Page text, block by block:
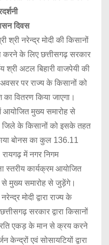
दिवस
श्री नरेन्द्र मोदी की किसानों
करने के लिए छत्तीसगढ़ सरकार
श्री अटल बिहारी वाजपेयी की
पर राज्य के किसानों को
वितरण किया जाएगा।
आयोजित मुख्य समारोह से
जिले के किसानों को इसके तहत
बोनस का कुल 136.11
में नगर निगम
स्तरीय कार्यक्रम आयोजित
से मुख्य समारोह से जुड़ेंगे।
मोदी द्वारा राज्य के
सरकार द्वारा किसानों
एकड़ के मान से क्रय करने
एवं सोसायटियों द्वारा